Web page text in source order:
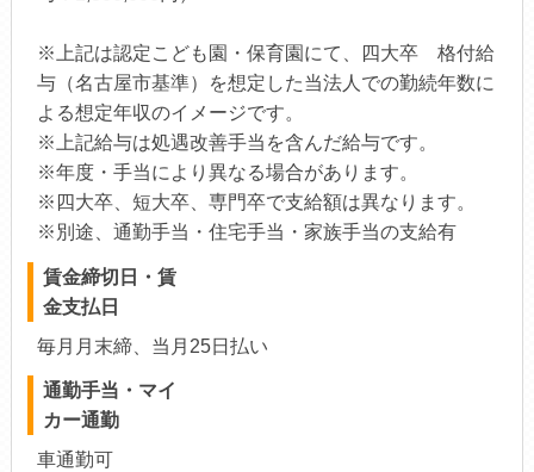
※上記は認定こども園・保育園にて、四大卒 格付給
与（名古屋市基準）を想定した当法人での勤続年数に
よる想定年収のイメージです。
※上記給与は処遇改善手当を含んだ給与です。
※年度・手当により異なる場合があります。
※四大卒、短大卒、専門卒で支給額は異なります。
※別途、通勤手当・住宅手当・家族手当の支給有
賃金締切日・賃
金支払日
毎月月末締、当月25日払い
通勤手当・マイ
カー通勤
車通勤可